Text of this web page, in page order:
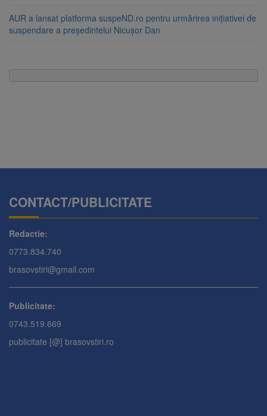
AUR a lansat platforma suspeND.ro pentru urmărirea inițiativei de
suspendare a președintelui Nicușor Dan
CONTACT/PUBLICITATE
Redactie:
0773.834.740
brasovstiri@gmail.com
Publicitate:
0743.519.669
publicitate [@] brasovstiri.ro